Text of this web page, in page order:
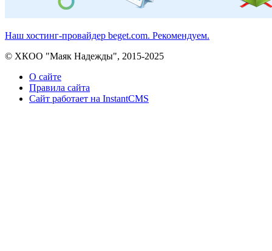
Наш хостинг-провайдер beget.com. Рекомендуем.
© ХКОО "Маяк Надежды", 2015-2025
О сайте
Правила сайта
Сайт работает на InstantCMS